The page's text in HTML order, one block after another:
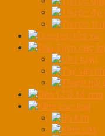
Thước đo
Thước
Dụng cụ rửa xe
Đầu Tuýp các
Đầu tuýp
Tay vặn
Thanh nối
Đèn LED tổ ong
Kềm các loại
Bộ kìm
Kềm cắt